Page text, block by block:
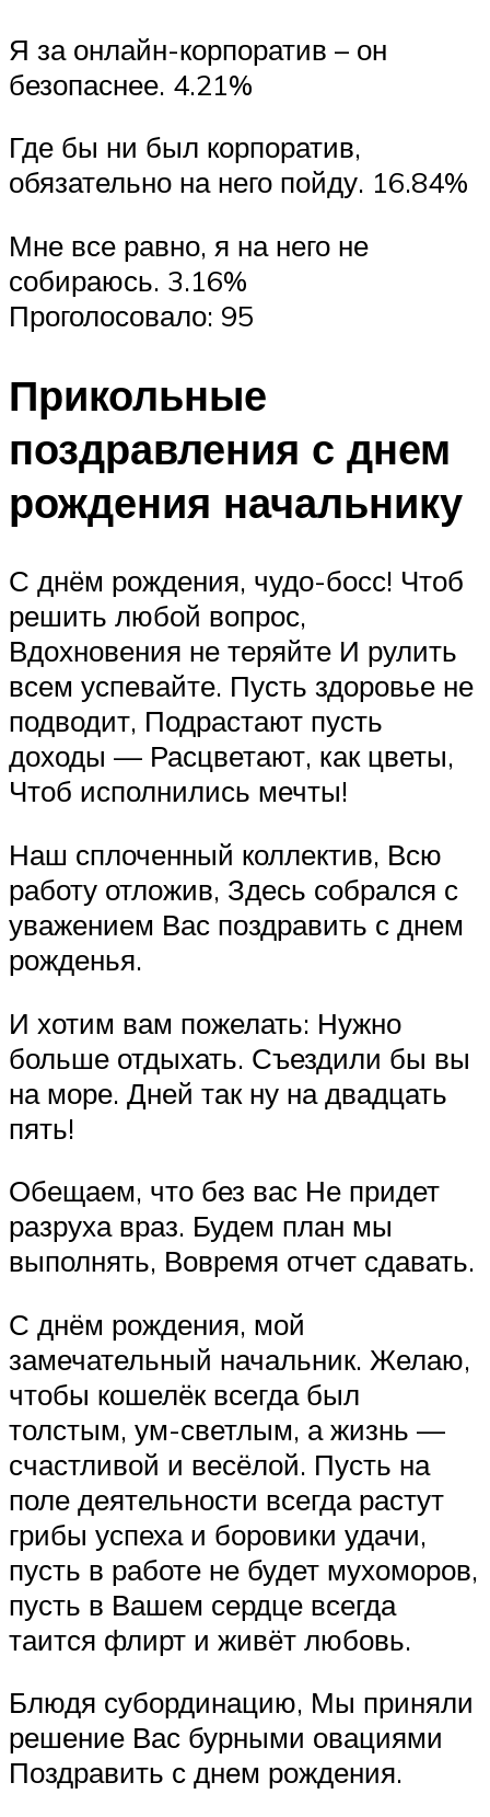
Я за онлайн-корпоратив – он
безопаснее. 4.21%
Где бы ни был корпоратив,
обязательно на него пойду. 16.84%
Мне все равно, я на него не
собираюсь. 3.16%
Проголосовало: 95
Прикольные
поздравления с днем
рождения начальнику
С днём рождения, чудо-босс! Чтоб
решить любой вопрос,
Вдохновения не теряйте И рулить
всем успевайте. Пусть здоровье не
подводит, Подрастают пусть
доходы — Расцветают, как цветы,
Чтоб исполнились мечты!
Наш сплоченный коллектив, Всю
работу отложив, Здесь собрался с
уважением Вас поздравить с днем
рожденья.
И хотим вам пожелать: Нужно
больше отдыхать. Съездили бы вы
на море. Дней так ну на двадцать
пять!
Обещаем, что без вас Не придет
разруха враз. Будем план мы
выполнять, Вовремя отчет сдавать.
С днём рождения, мой
замечательный начальник. Желаю,
чтобы кошелёк всегда был
толстым, ум-светлым, а жизнь —
счастливой и весёлой. Пусть на
поле деятельности всегда растут
грибы успеха и боровики удачи,
пусть в работе не будет мухоморов,
пусть в Вашем сердце всегда
таится флирт и живёт любовь.
Блюдя субординацию, Мы приняли
решение Вас бурными овациями
Поздравить с днем рождения.